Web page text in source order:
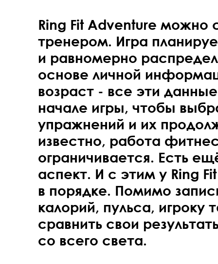
Ring Fit Adventure можно
тренером. Игра
и равномерно
основе личной
возраст - все эти
начале игры, чтобы
упражнений и их
известно, работа
ограничивается. Есть
аспект. И с этим у Ring
в порядке. Помимо
калорий, пульса, игроку
сравнить свои
со всего света.